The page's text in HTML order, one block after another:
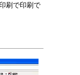
刷で印刷で